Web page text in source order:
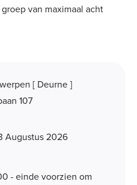
van maximaal acht
[ Deurne ]
107
Augustus 2026
- einde voorzien om